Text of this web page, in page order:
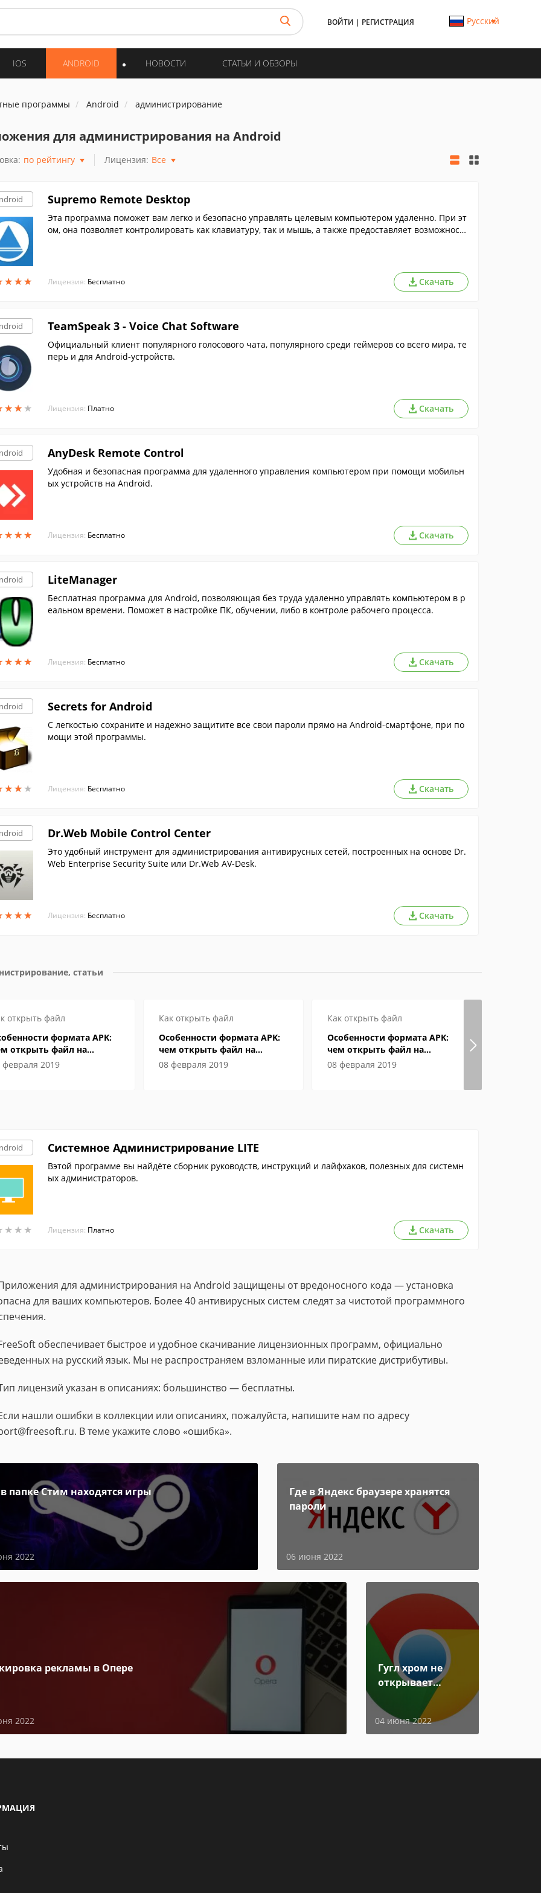
ВОЙТИ | РЕГИСТРАЦИЯ Русский
IOS ANDROID НОВОСТИ СТАТЬИ И ОБЗОРЫ
программы Android администрирование
для администрирования на Android
по рейтингу Лицензия: Все
★★★
★★★
Supremo Remote Desktop
Эта программа поможет вам легко и безопасно управлять целевым компьютером удаленно. При эт
ом, она позволяет контролировать как клавиатуру, так и мышь, а также предоставляет возможность
Лицензия: Бесплатно Скачать
★★ ★
★★ ★
TeamSpeak 3 - Voice Chat Software
Официальный клиент популярного голосового чата, популярного среди геймеров со всего мира, те
перь и для Android-устройств.
Лицензия: Платно Скачать
★★★
★★★
AnyDesk Remote Control
Удобная и безопасная программа для удаленного управления компьютером при помощи мобильн
ых устройств на Android.
Лицензия: Бесплатно Скачать
★★★
★★★
LiteManager
Бесплатная программа для Android, позволяющая без труда удаленно управлять компьютером в р
еальном времени. Поможет в настройке ПК, обучении, либо в контроле рабочего процесса.
Лицензия: Бесплатно Скачать
★★ ★
★★ ★
Secrets for Android
С легкостью сохраните и надежно защитите все свои пароли прямо на Android-смартфоне, при по
мощи этой программы.
Лицензия: Бесплатно Скачать
★★★
★★★
Dr.Web Mobile Control Center
Это удобный инструмент для администрирования антивирусных сетей, построенных на основе Dr.
Web Enterprise Security Suite или Dr.Web AV-Desk.
Лицензия: Бесплатно Скачать
статьи
открыть файл
формата APK:
открыть файл на
и Андроид-
февраля 2019
Как открыть файл
Особенности формата APK:
чем открыть файл на
компьютере и Андроид-
смартфоне
08 февраля 2019
Как открыть файл
Особенности формата APK:
чем открыть файл на
компьютере и Андроид-
смартфоне
08 февраля 2019
★ ★ ★
★ ★ ★
Системное Администрирование LITE
Вэтой программе вы найдёте сборник руководств, инструкций и лайфхаков, полезных для системн
ых администраторов.
Лицензия: Платно Скачать
для администрирования на Android защищены от вредоносного кода — установка
для ваших компьютеров. Более 40 антивирусных систем следят за чистотой программного
обеспечивает быстрое и удобное скачивание лицензионных программ, официально
на русский язык. Мы не распространяем взломанные или пиратские дистрибутивы.
лицензий указан в описаниях: большинство — бесплатны.
нашли ошибки в коллекции или описаниях, пожалуйста, напишите нам по адресу
В теме укажите слово «ошибка».
папке Стим находятся игры
2022
Где в Яндекс браузере хранятся
пароли
06 июня 2022
рекламы в Опере
2022
Гугл хром не
открывает
04 июня 2022